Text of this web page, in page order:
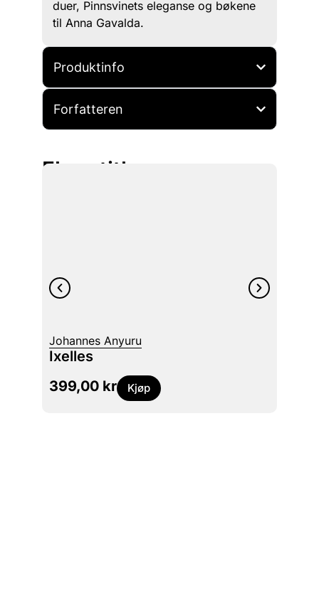
duer, Pinnsvinets eleganse og bøkene
til Anna Gavalda.
Produktinfo
Forfatteren
Flere titler
Johannes Anyuru
Ixelles
399,00 kr Kjøp